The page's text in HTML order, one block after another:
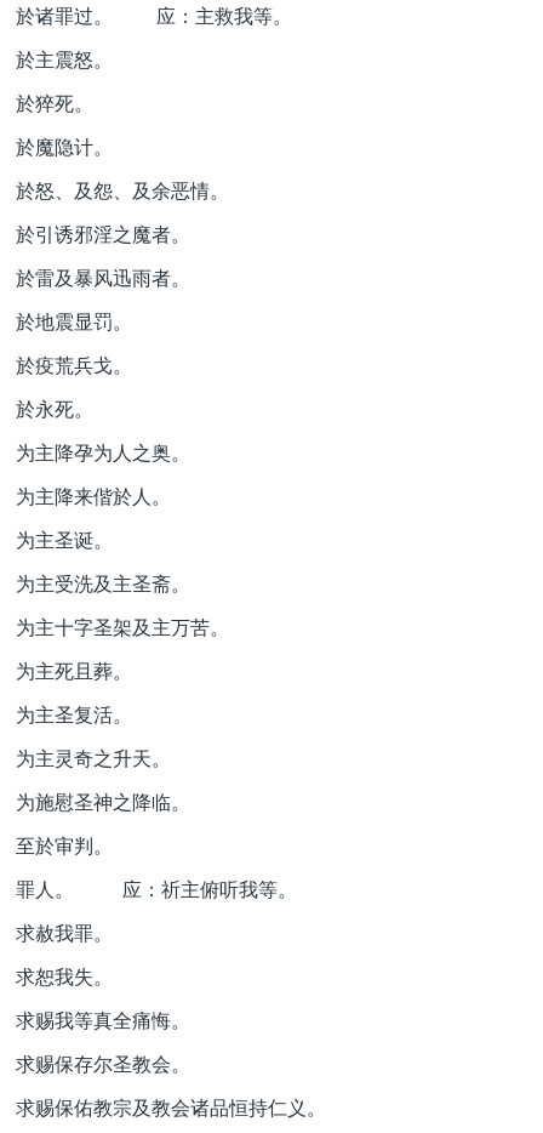
於诸罪过。 应：主救我等。
於主震怒。
於猝死。
於魔隐计。
於怒、及怨、及余恶情。
於引诱邪淫之魔者。
於雷及暴风迅雨者。
於地震显罚。
於疫荒兵戈。
於永死。
为主降孕为人之奥。
为主降来偕於人。
为主圣诞。
为主受洗及主圣斋。
为主十字圣架及主万苦。
为主死且葬。
为主圣复活。
为主灵奇之升天。
为施慰圣神之降临。
至於审判。
罪人。 应：祈主俯听我等。
求赦我罪。
求恕我失。
求赐我等真全痛悔。
求赐保存尔圣教会。
求赐保佑教宗及教会诸品恒持仁义。